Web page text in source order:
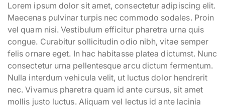
Lorem ipsum dolor sit amet, consectetur adipiscing elit.
Maecenas pulvinar turpis nec commodo sodales. Proin
vel quam nisi. Vestibulum efficitur pharetra urna quis
congue. Curabitur sollicitudin odio nibh, vitae semper
felis ornare eget. In hac habitasse platea dictumst. Nunc
consectetur urna pellentesque arcu dictum fermentum.
Nulla interdum vehicula velit, ut luctus dolor hendrerit
nec. Vivamus pharetra quam id ante cursus, sit amet
mollis justo luctus. Aliquam vel lectus id ante lacinia